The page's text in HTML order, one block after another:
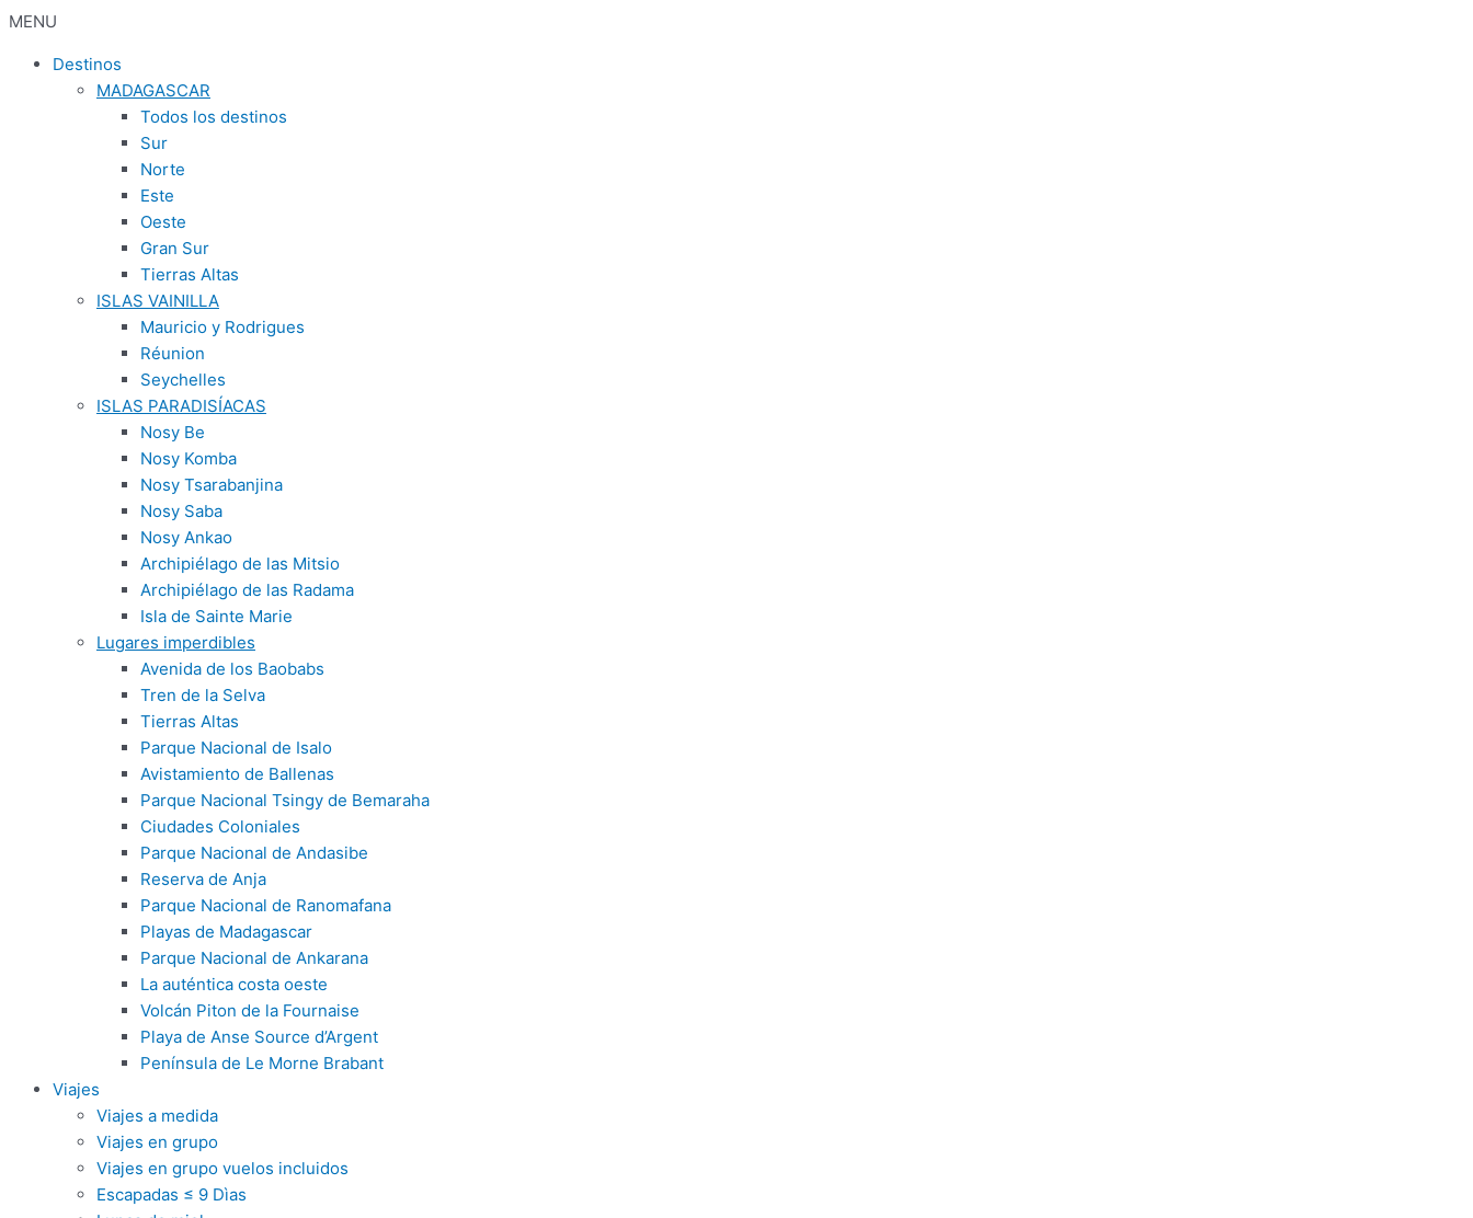
MENU
Destinos
MADAGASCAR
Todos los destinos
Sur
Norte
Este
Oeste
Gran Sur
Tierras Altas
ISLAS VAINILLA
Mauricio y Rodrigues
Réunion
Seychelles
ISLAS PARADISÍACAS
Nosy Be
Nosy Komba
Nosy Tsarabanjina
Nosy Saba
Nosy Ankao
Archipiélago de las Mitsio
Archipiélago de las Radama
Isla de Sainte Marie
Lugares imperdibles
Avenida de los Baobabs
Tren de la Selva
Tierras Altas
Parque Nacional de Isalo
Avistamiento de Ballenas
Parque Nacional Tsingy de Bemaraha
Ciudades Coloniales
Parque Nacional de Andasibe
Reserva de Anja
Parque Nacional de Ranomafana
Playas de Madagascar
Parque Nacional de Ankarana
La auténtica costa oeste
Volcán Piton de la Fournaise
Playa de Anse Source d’Argent
Península de Le Morne Brabant
Viajes
Viajes a medida
Viajes en grupo
Viajes en grupo vuelos incluidos
Escapadas ≤ 9 Dìas